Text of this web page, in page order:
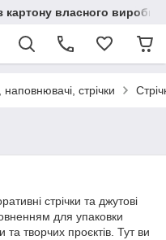
власного
наповнювачі, стрічки
стрічки та джутові
для упаковки
творчих проєктів. Тут ви